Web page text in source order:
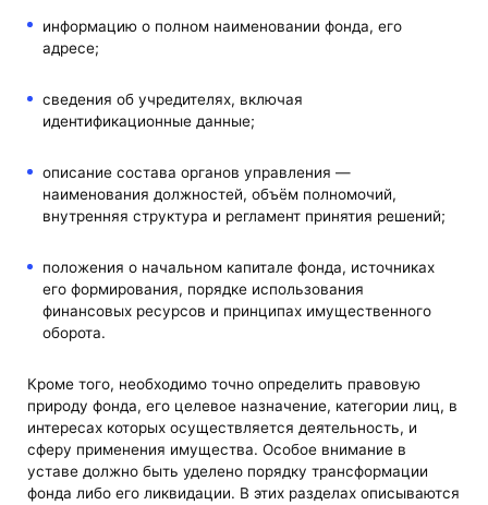
информацию о полном наименовании фонда, его
адресе;
сведения об учредителях, включая
идентификационные данные;
описание состава органов управления —
наименования должностей, объём полномочий,
внутренняя структура и регламент принятия решений;
положения о начальном капитале фонда, источниках
его формирования, порядке использования
финансовых ресурсов и принципах имущественного
оборота.
Кроме того, необходимо точно определить правовую
природу фонда, его целевое назначение, категории лиц, в
интересах которых осуществляется деятельность, и
сферу применения имущества. Особое внимание в
уставе должно быть уделено порядку трансформации
фонда либо его ликвидации. В этих разделах описываются